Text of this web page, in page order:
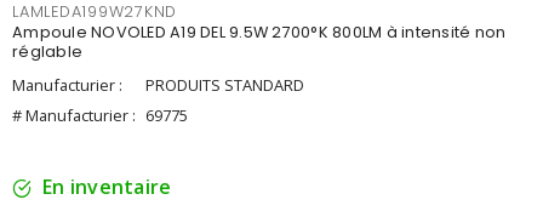
LAMLEDA199W27KND
Ampoule NOVOLED A19 DEL 9.5W 2700°K 800LM à intensité non
réglable
Manufacturier :
PRODUITS STANDARD
# Manufacturier : 69775
En inventaire